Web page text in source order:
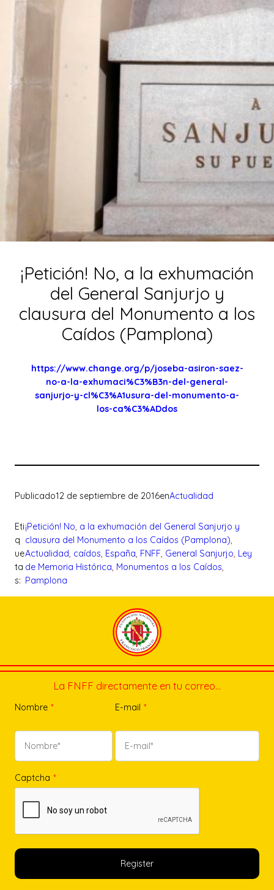
¡Petición! No, a la exhumación
del General Sanjurjo y
clausura del Monumento a los
Caídos (Pamplona)
https://www.change.org/p/joseba-asiron-saez-
no-a-la-exhumaci%C3%B3n-del-general-
sanjurjo-y-cl%C3%A1usura-del-monumento-a-
los-ca%C3%ADdos
Publicado12 de septiembre de 2016enActualidad
Eti
q
ue
ta
s:
¡Petición! No, a la exhumación del General Sanjurjo y
clausura del Monumento a los Caídos (Pamplona)
Actualidad, caídos, España, FNFF, General Sanjurjo, Ley
de Memoria Histórica, Monumentos a los Caídos
Pamplona
La FNFF directamente en tu correo…
Nombre * E-mail *
Captcha *